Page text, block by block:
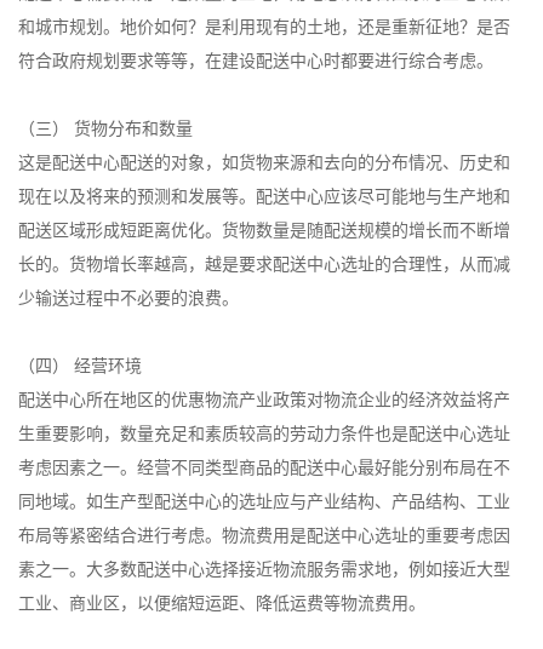
和城市规划。地价如何？是利用现有的土地，还是重新征地？是否
符合政府规划要求等等，在建设配送中心时都要进行综合考虑。
（三） 货物分布和数量
这是配送中心配送的对象，如货物来源和去向的分布情况、历史和
现在以及将来的预测和发展等。配送中心应该尽可能地与生产地和
配送区域形成短距离优化。货物数量是随配送规模的增长而不断增
长的。货物增长率越高，越是要求配送中心选址的合理性，从而减
少输送过程中不必要的浪费。
（四） 经营环境
配送中心所在地区的优惠物流产业政策对物流企业的经济效益将产
生重要影响，数量充足和素质较高的劳动力条件也是配送中心选址
考虑因素之一。经营不同类型商品的配送中心最好能分别布局在不
同地域。如生产型配送中心的选址应与产业结构、产品结构、工业
布局等紧密结合进行考虑。物流费用是配送中心选址的重要考虑因
素之一。大多数配送中心选择接近物流服务需求地，例如接近大型
工业、商业区，以便缩短运距、降低运费等物流费用。